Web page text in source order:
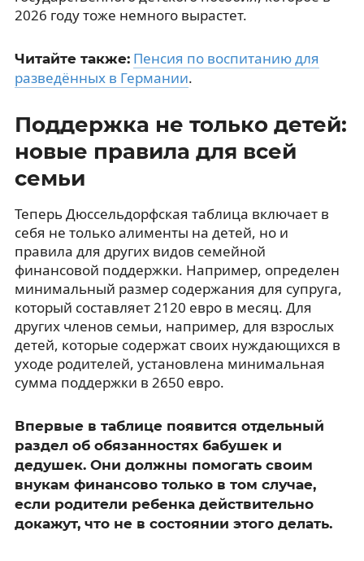
2026 году тоже немного вырастет.
Читайте также: Пенсия по воспитанию для
разведённых в Германии.
Поддержка не только детей:
новые правила для всей
семьи
Теперь Дюссельдорфская таблица включает в
себя не только алименты на детей, но и
правила для других видов семейной
финансовой поддержки. Например, определен
минимальный размер содержания для супруга,
который составляет 2120 евро в месяц. Для
других членов семьи, например, для взрослых
детей, которые содержат своих нуждающихся в
уходе родителей, установлена минимальная
сумма поддержки в 2650 евро.
Впервые в таблице появится отдельный
раздел об обязанностях бабушек и
дедушек. Они должны помогать своим
внукам финансово только в том случае,
если родители ребенка действительно
докажут, что не в состоянии этого делать.